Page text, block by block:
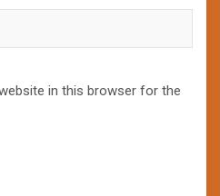
in this browser for the